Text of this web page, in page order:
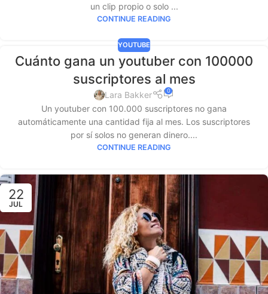
un clip propio o solo ...
CONTINUE READING
YOUTUBE
Cuánto gana un youtuber con 100000
suscriptores al mes
Lara Bakker 0
Un youtuber con 100.000 suscriptores no gana
automáticamente una cantidad fija al mes. Los suscriptores
por sí solos no generan dinero....
CONTINUE READING
22
JUL